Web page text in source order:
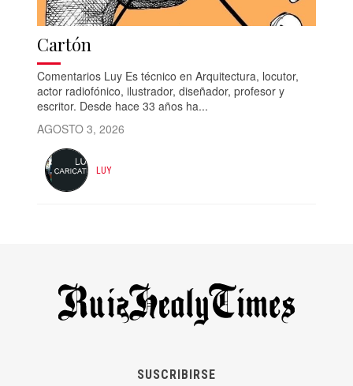
Cartón
Comentarios Luy Es técnico en Arquitectura, locutor,
actor radiofónico, ilustrador, diseñador, profesor y
escritor. Desde hace 33 años ha...
AGOSTO 3, 2026
LUY
SUSCRIBIRSE